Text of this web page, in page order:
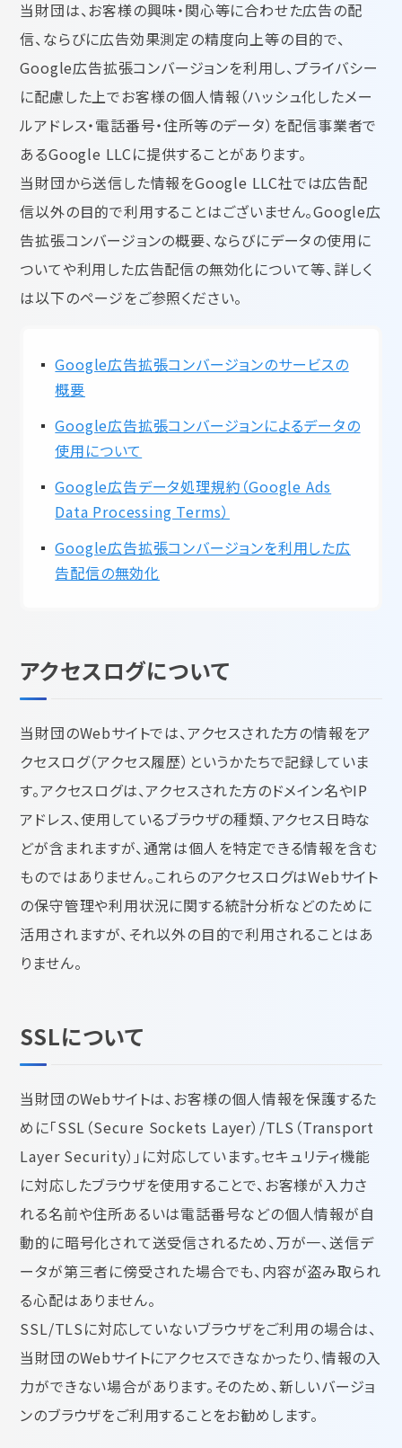
当財団は、お客様の興味・関心等に合わせた広告の配
信、ならびに広告効果測定の精度向上等の目的で、
Google広告拡張コンバージョンを利用し、プライバシー
に配慮した上でお客様の個人情報（ハッシュ化したメー
ルアドレス・電話番号・住所等のデータ）を配信事業者で
あるGoogle LLCに提供することがあります。
当財団から送信した情報をGoogle LLC社では広告配
信以外の目的で利用することはございません。Google広
告拡張コンバージョンの概要、ならびにデータの使用に
ついてや利用した広告配信の無効化について等、詳しく
は以下のページをご参照ください。
Google広告拡張コンバージョンのサービスの
概要
Google広告拡張コンバージョンによるデータの
使用について
Google広告データ処理規約（Google Ads
Data Processing Terms）
Google広告拡張コンバージョンを利用した広
告配信の無効化
アクセスログについて
当財団のWebサイトでは、アクセスされた方の情報をア
クセスログ（アクセス履歴）というかたちで記録していま
す。アクセスログは、アクセスされた方のドメイン名やIP
アドレス、使用しているブラウザの種類、アクセス日時な
どが含まれますが、通常は個人を特定できる情報を含む
ものではありません。これらのアクセスログはWebサイト
の保守管理や利用状況に関する統計分析などのために
活用されますが、それ以外の目的で利用されることはあ
りません。
SSLについて
当財団のWebサイトは、お客様の個人情報を保護するた
めに「SSL（Secure Sockets Layer）/TLS（Transport
Layer Security）」に対応しています。セキュリティ機能
に対応したブラウザを使用することで、お客様が入力さ
れる名前や住所あるいは電話番号などの個人情報が自
動的に暗号化されて送受信されるため、万が一、送信デ
ータが第三者に傍受された場合でも、内容が盗み取られ
る心配はありません。
SSL/TLSに対応していないブラウザをご利用の場合は、
当財団のWebサイトにアクセスできなかったり、情報の入
力ができない場合があります。そのため、新しいバージョ
ンのブラウザをご利用することをお勧めします。